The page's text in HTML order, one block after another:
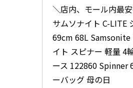
＼店内、モール内最
サムソナイト C-LITE
69cm 68L Samsonite
イト スピナー 軽量 4
ース 122860 Spinner
ーバッグ 母の日